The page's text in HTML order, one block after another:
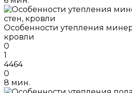
Особенности утепления
кровли
0
1
4464
0
8 мин.